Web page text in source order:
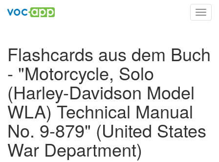
Flashcards aus dem Buch
- "Motorcycle, Solo
(Harley-Davidson Model
WLA) Technical Manual
No. 9-879" (United States
War Department)